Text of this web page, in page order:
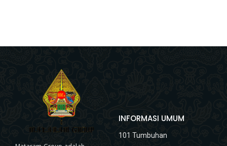
INFORMASI UMUM
101 Tumbuhan